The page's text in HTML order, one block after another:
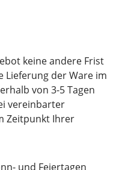
keine andere Frist
Lieferung der Ware im
von 3-5 Tagen
vereinbarter
Zeitpunkt Ihrer
und Feiertagen